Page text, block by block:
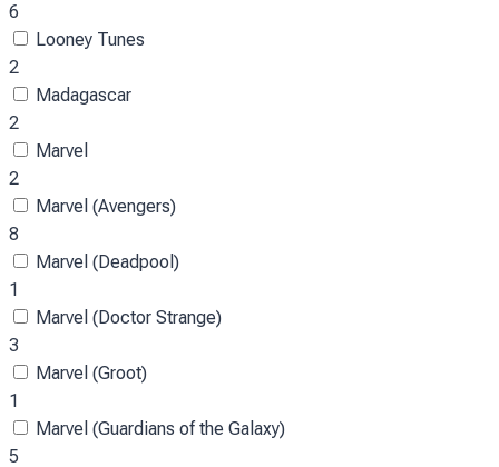
6
Looney Tunes
2
Madagascar
2
Marvel
2
Marvel (Avengers)
8
Marvel (Deadpool)
1
Marvel (Doctor Strange)
3
Marvel (Groot)
1
Marvel (Guardians of the Galaxy)
5